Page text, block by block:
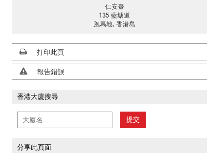
仁安臺
135 藍塘道
跑馬地, 香港島
打印此頁
報告錯誤
香港大廈搜尋
提交
分享此頁面